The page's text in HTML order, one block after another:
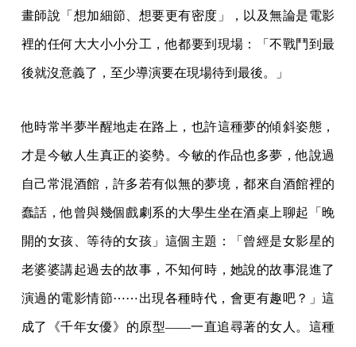
畫師說「想加細節、想要更有密度」，以及無論是電影
裡的任何大大小小分工，他都要到現場：「不戰鬥到最
後就沒意義了，至少導演要在現場待到最後。」
他時常半夢半醒地走在路上，也許這種夢的傾斜姿態，
才是今敏人生真正的姿勢。今敏的作品也多夢，他說過
自己常混酒館，許多若有似無的夢境，都來自酒館裡的
蠢話，他曾與幾個戲劇系的大學生坐在酒桌上聊起「晚
開的女孩、等待的女孩」這個主題：「曾經是女影星的
老婆婆講起過去的故事，不知何時，她說的故事混進了
演過的電影情節⋯⋯出現各種時代，會更有趣吧？」這
成了《千年女優》的原型——一直追尋著的女人。這種